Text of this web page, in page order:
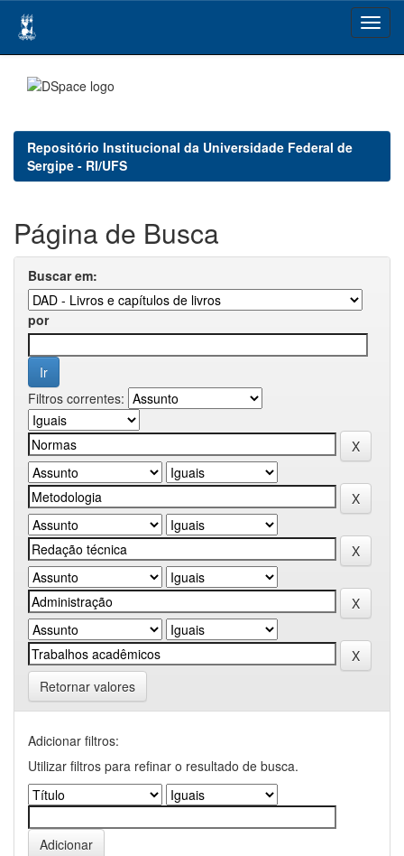
navigation
Repositório Institucional da Universidade Federal de
Sergipe - RI/UFS
Página de Busca
Buscar em:
por
Filtros correntes:
Retornar valores
Adicionar filtros:
Utilizar filtros para refinar o resultado de busca.